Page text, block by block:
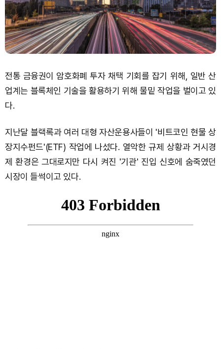
전통 금융권이 암호화폐 투자 채택 기회를 잡기 위해, 일반 산
업계는 블록체인 기술을 활용하기 위해 물밑 작업을 벌이고 있
다.
지난달 블랙록과 여러 대형 자산운용사들이 '비트코인 현물 상
장지수펀드'(ETF) 작업에 나섰다. 열악한 규제 상황과 거시경
제 환경은 그대로지만 다시 켜진 '기관' 진입 신호에 숨죽였던
시장이 들썩이고 있다.